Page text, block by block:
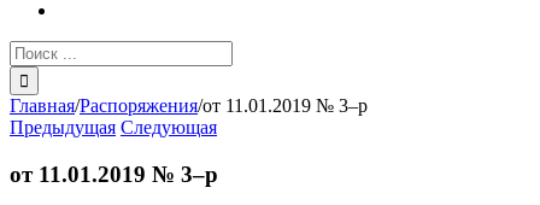
Результат
поиска:
Главная/Распоряжения/от 11.01.2019 № 3–р
Предыдущая Следующая
от 11.01.2019 № 3–р